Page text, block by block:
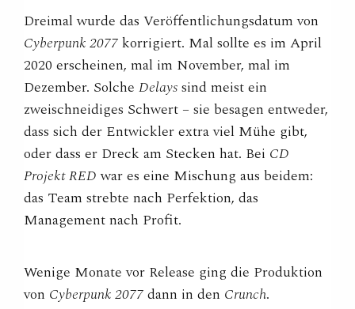
Dreimal wurde das Veröffentlichungsdatum von
Cyberpunk 2077korrigiert. Mal sollte es im April
2020 erscheinen, mal im November, mal im
Dezember. Solche Delayssind meist ein
zweischneidiges Schwert – sie besagen entweder,
dass sich der Entwickler extra viel Mühe gibt,
oder dass er Dreck am Stecken hat. Bei CD
Projekt REDwar es eine Mischung aus beidem:
das Team strebte nach Perfektion, das
Management nach Profit.
Wenige Monate vor Release ging die Produktion
von Cyberpunk 2077dann in den Crunch.